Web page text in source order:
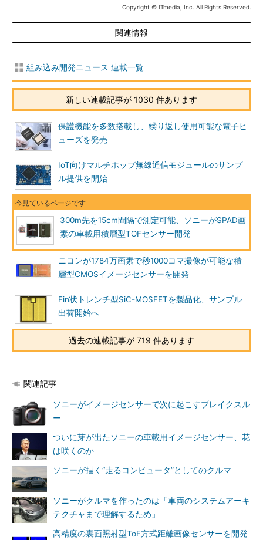
Copyright © ITmedia, Inc. All Rights Reserved.
関連情報
組み込み開発ニュース 連載一覧
新しい連載記事が 1030 件あります
保護機能を多数搭載し、繰り返し使用可能な電子ヒ
ューズを発売
IoT向けマルチホップ無線通信モジュールのサンプ
ル提供を開始
300m先を15cm間隔で測定可能、ソニーがSPAD画
素の車載用積層型TOFセンサー開発
ニコンが1784万画素で秒1000コマ撮像が可能な積
層型CMOSイメージセンサーを開発
Fin状トレンチ型SiC-MOSFETを製品化、サンプル
出荷開始へ
過去の連載記事が 719 件あります
関連記事
ソニーがイメージセンサーで次に起こすブレイクスル
ー
ついに芽が出たソニーの車載用イメージセンサー、花
は咲くのか
ソニーが描く“走るコンピュータ”としてのクルマ
ソニーがクルマを作ったのは「車両のシステムアーキ
テクチャまで理解するため」
高精度の裏面照射型ToF方式距離画像センサーを開発